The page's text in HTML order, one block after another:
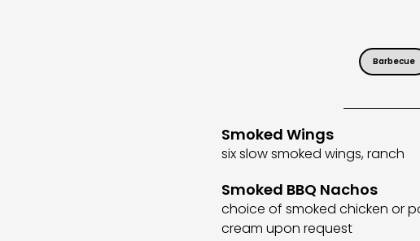
Barbecue
Smoked Wings
six slow smoked wings, ranch
Smoked BBQ Nachos
choice of smoked chicken or
cream upon request